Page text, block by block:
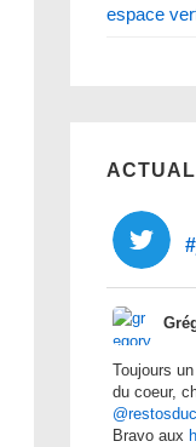
espace
Toujours
du coeur,
Bravo aux